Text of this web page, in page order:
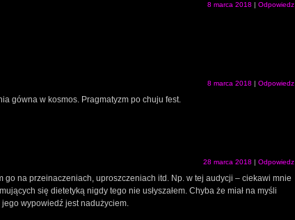
8 marca 2018 | Odpowiedz
8 marca 2018 | Odpowiedz
gówna w kosmos. Pragmatyzm po chuju fest.
28 marca 2018 | Odpowiedz
go na przeinaczeniach, uproszczeniach itd. Np. w tej audycji – ciekawi mnie
się dietetyką nigdy tego nie usłyszałem. Chyba że miał na myśli
wypowiedź jest nadużyciem.